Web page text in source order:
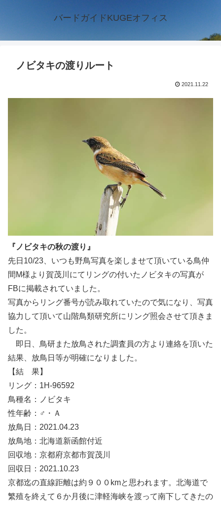
バードガイドKUGEオフィス
ノビタキの渡りルート
2021.11.22
『ノビタキの秋の渡り』
先日10/23、いつも野鳥写真を楽しませて頂いている鳥仲
間M様より賀茂川にてリングの付いたノビタキの写真が
FBに掲載されていました。
写真からリング番号が読み取れていたので気になり、写真
協力して頂いて山階鳥類研究所にリング照会させて頂きま
した。
即日、鳥研また放鳥された調査員の方より連絡を頂いた
結果、放鳥日等が明確になりました。
【結 果】
リング：1H-96592
鳥種名：ノビタキ
性年齢：♂・Ａ
放鳥日：2021.04.23
放鳥地：北海道新函館付近
回収地：京都府京都市賀茂川
回収日：2021.10.23
京都迄の直線距離は約９００kmと思われます。北海道で
繁殖を終えて６か月後に津軽海峡を渡って南下してきたの